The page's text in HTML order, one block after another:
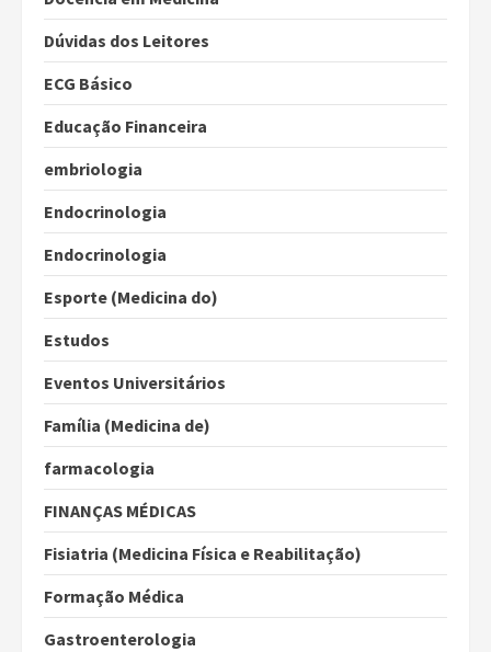
Dúvidas dos Leitores
ECG Básico
Educação Financeira
embriologia
Endocrinologia
Endocrinologia
Esporte (Medicina do)
Estudos
Eventos Universitários
Família (Medicina de)
farmacologia
FINANÇAS MÉDICAS
Fisiatria (Medicina Física e Reabilitação)
Formação Médica
Gastroenterologia